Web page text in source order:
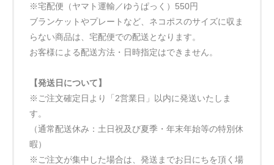
※宅配便（ヤマト運輸／ゆうぱっく）550円
ブランケットやプレートなど、ネコポスのサイズに収ま
らない商品は、宅配便での配送となります。
お客様による配送方法・日時指定はできません。
【発送日について】
※ご注文確定日より「2営業日」以内に発送いたしま
す。
（通常配送休み：土日祝及び夏季・年末年始等の特別休
暇）
※ご注文が集中した場合は、発送までお日にちを頂く場